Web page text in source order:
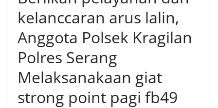
kelanccaran arus lalin,
Anggota Polsek Kragilan
Polres Serang
Melaksanakaan giat
strong point pagi fb49